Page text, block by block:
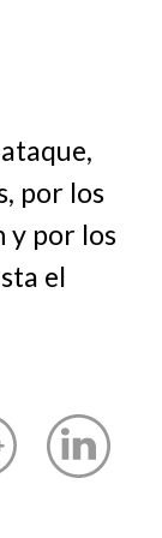
por los
y por los
el